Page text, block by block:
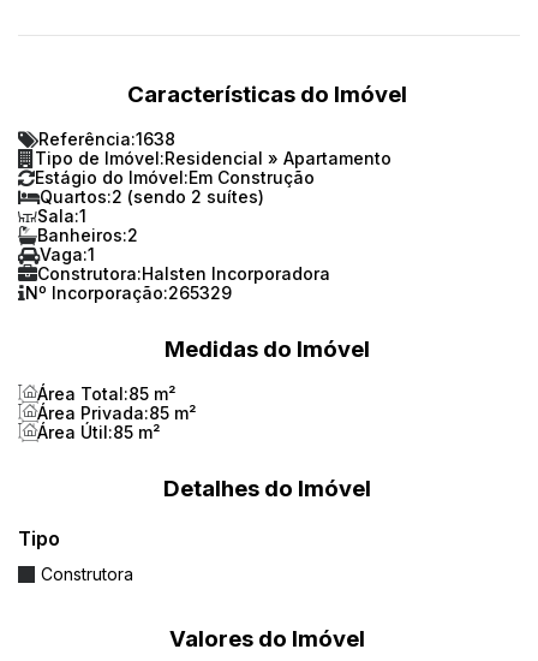
Características do Imóvel
Referência:1638
Tipo de Imóvel:Residencial » Apartamento
Estágio do Imóvel:Em Construção
Quartos:2 (sendo 2 suítes)
Sala:1
Banheiros:2
Vaga:1
Construtora:Halsten Incorporadora
Nº Incorporação:265329
Medidas do Imóvel
Área Total:85 m²
Área Privada:85 m²
Área Útil:85 m²
Detalhes do Imóvel
Tipo
Construtora
Valores do Imóvel